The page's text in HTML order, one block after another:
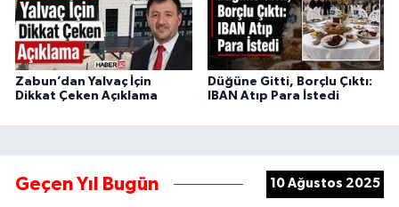
Zabun’dan Yalvaç İçin
Dikkat Çeken Açıklama
Düğüne Gitti, Borçlu Çıktı:
IBAN Atıp Para İstedi
Geçen Yıl Bugün 10 Ağustos 2025